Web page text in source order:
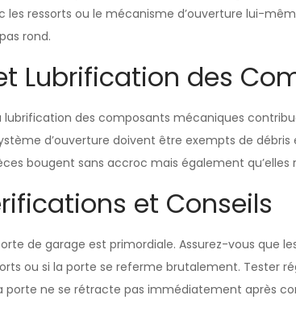
les ressorts ou le mécanisme d’ouverture lui-
rond.
Lubrification des
des composants mécaniques
d’ouverture doivent être exempts de
bougent sans accroc mais également qu’elles
et Conseils
de garage est primordiale. Assurez-vous
ou si la porte se referme brutalement. Tester
ne se rétracte pas immédiatement après